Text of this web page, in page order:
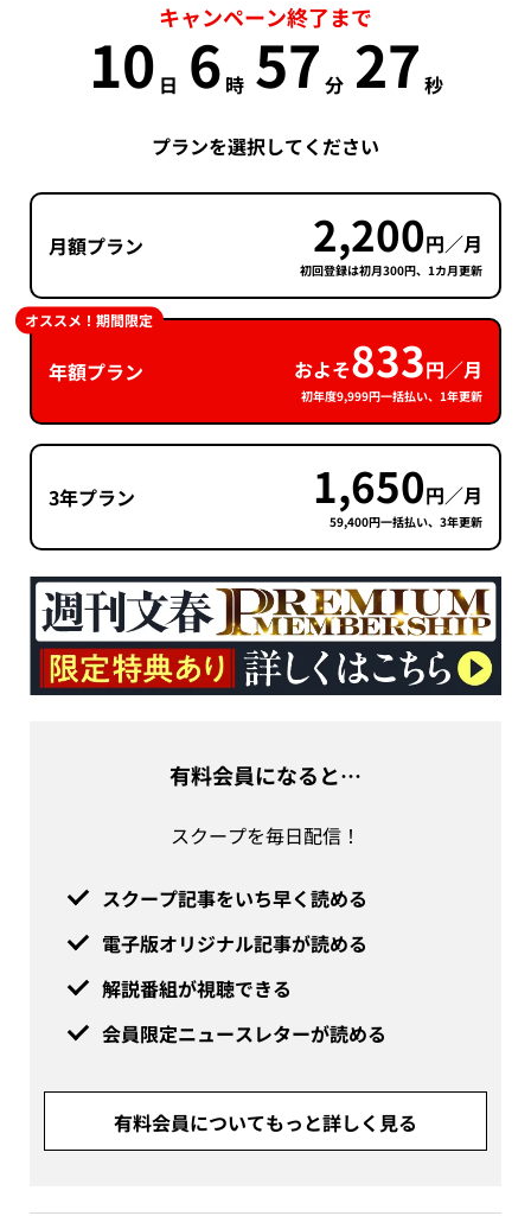
キャンペーン終了まで
10 日 6 時 57 分 26 秒
プランを選択してください
月額プラン 2,200円／月
初回登録は初月300円、1カ月更新
年額プラン およそ833円／月
初年度9,999円一括払い、1年更新
オススメ！期間限定
3年プラン 1,650円／月
59,400円一括払い、3年更新
有料会員になると…
スクープを毎日配信！
スクープ記事をいち早く読める
電子版オリジナル記事が読める
解説番組が視聴できる
会員限定ニュースレターが読める
有料会員についてもっと詳しく見る